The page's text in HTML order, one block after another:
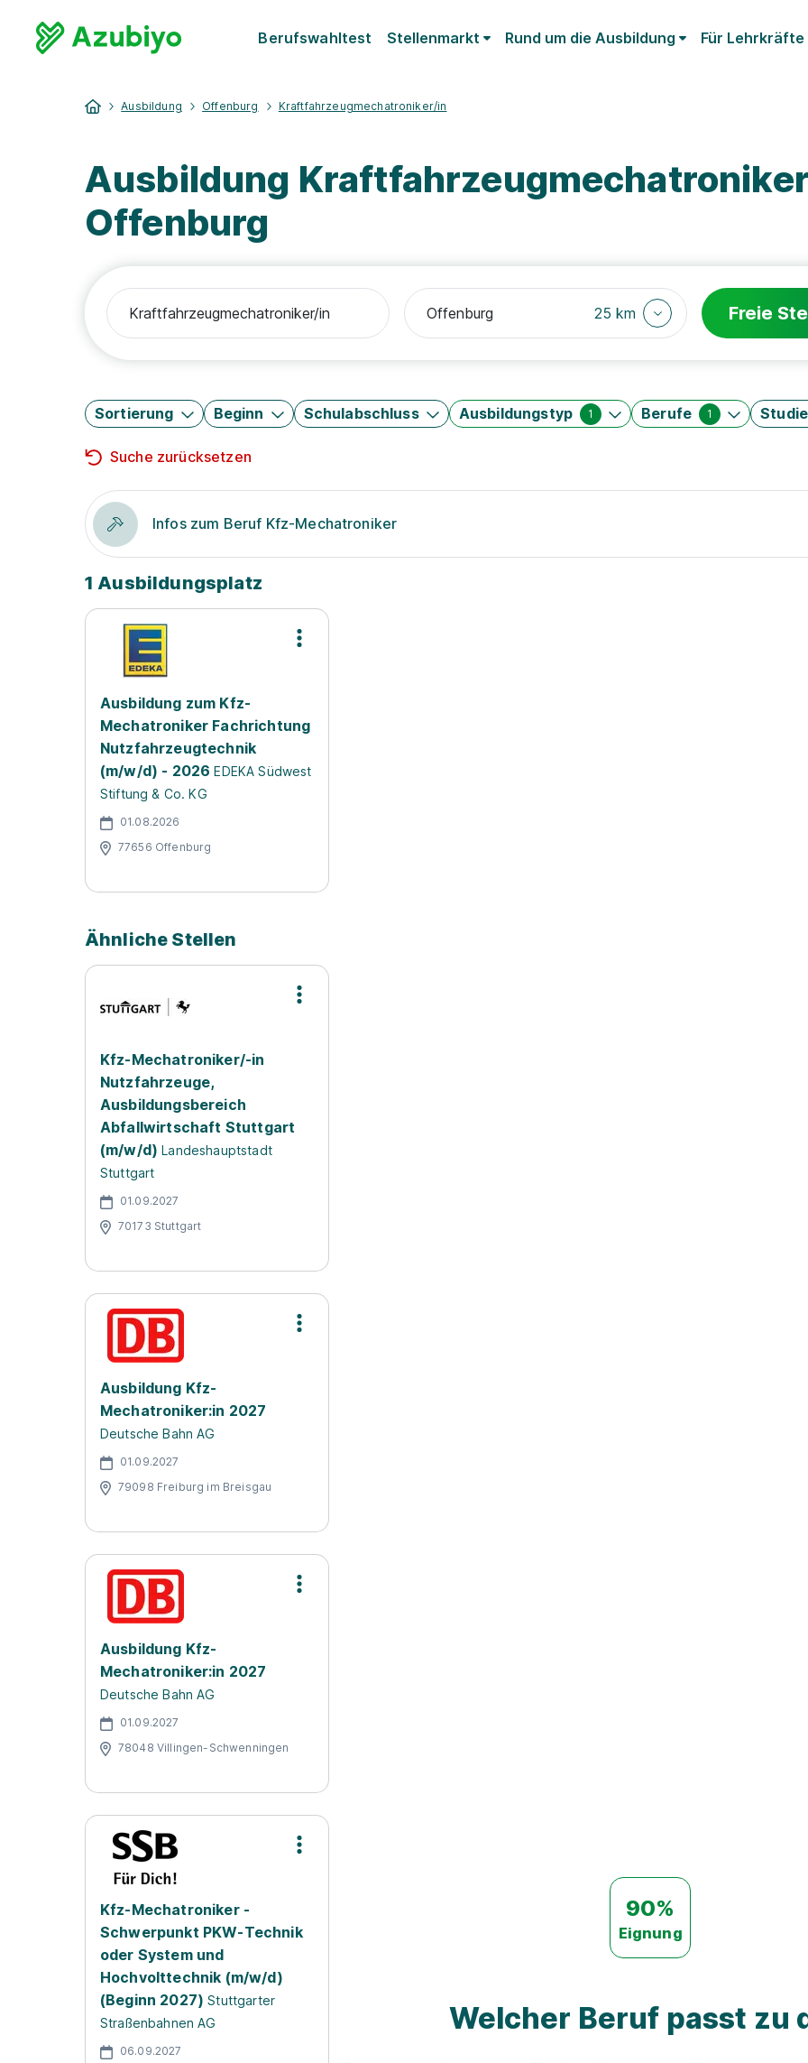
Berufswahltest Stellenmarkt Rund um die Ausbildung Für Lehrkräfte
Ausbildung Offenburg Kraftfahrzeugmechatroniker/in
Ausbildung
Offenburg
25 km Freie
Sortierung Beginn Schulabschluss Ausbildungstyp 1 Berufe 1
Suche zurücksetzen
Infos zum Beruf Kfz-Mechatroniker
1 Ausbildungsplatz
Ausbildung zum Kfz-
Mechatroniker Fachrichtung
Nutzfahrzeugtechnik
(m/w/d) - 2026 EDEKA Südwest
Stiftung & Co. KG
01.08.2026
77656 Offenburg
Ähnliche Stellen
Kfz-Mechatroniker/-in
Nutzfahrzeuge,
Ausbildungsbereich
Abfallwirtschaft Stuttgart
(m/w/d) Landeshauptstadt
Stuttgart
01.09.2027
70173 Stuttgart
Ausbildung Kfz-
Mechatroniker:in 2027
Deutsche Bahn AG
01.09.2027
79098 Freiburg im Breisgau
Ausbildung Kfz-
Mechatroniker:in 2027
Deutsche Bahn AG
01.09.2027
78048 Villingen-Schwenningen
Kfz-Mechatroniker -
Schwerpunkt PKW-Technik
oder System und
Hochvolttechnik (m/w/d)
(Beginn 2027) Stuttgarter
Straßenbahnen AG
06.09.2027
90%
Eignung
Welcher Beruf passt zu